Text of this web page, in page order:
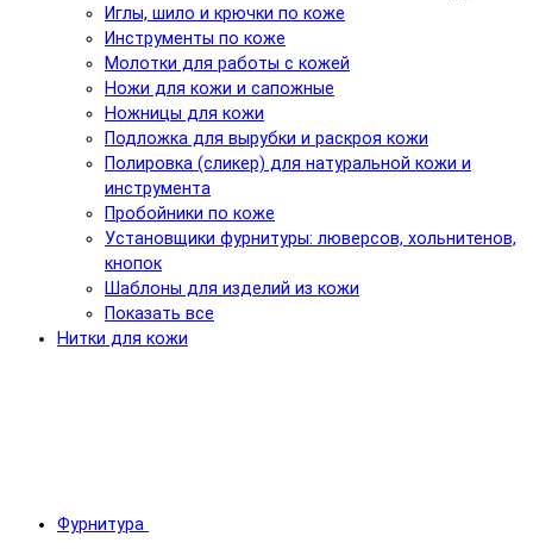
Иглы, шило и крючки по коже
Инструменты по коже
Молотки для работы с кожей
Ножи для кожи и сапожные
Ножницы для кожи
Подложка для вырубки и раскроя кожи
Полировка (сликер) для натуральной кожи и
инструмента
Пробойники по коже
Установщики фурнитуры: люверсов, хольнитенов,
кнопок
Шаблоны для изделий из кожи
Показать все
Нитки для кожи
Фурнитура